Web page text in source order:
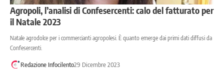
Agropoli, l’analisi di Confesercenti: calo del fatturato per
il Natale 2023
Natale agrodolce per i commercianti agropolesi. È quanto emerge dai primi dati diffusi da
Confesercenti.
Redazione Infocilento29 Dicembre 2023